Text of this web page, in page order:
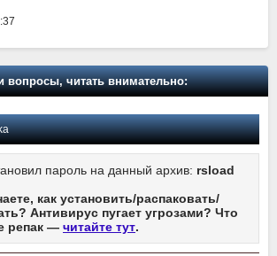
вопросы, читать внимательно:
пароль на данный архив: rsload
как установить/распаковать/
Антивирус пугает угрозами? Что
репак — читайте тут.